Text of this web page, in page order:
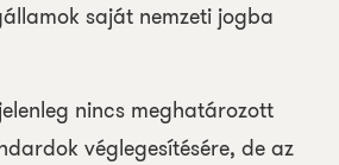
saját nemzeti jogba
nincs meghatározott
véglegesítésére, de az